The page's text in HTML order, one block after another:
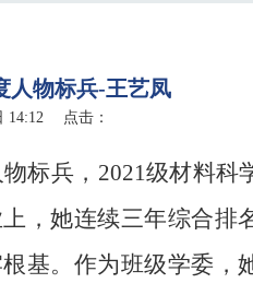
人物标兵-王艺凤
14:12 点击：
标兵 ， 2021级材料科
，她连续三年综合排
基。作为班级学委，